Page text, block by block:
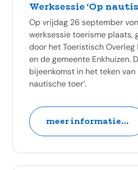
Werksessie ‘Op
Op vrijdag 26 september
werksessie toerisme plaats,
door het Toeristisch Overleg
en de gemeente Enkhuizen.
bijeenkomst in het teken van
nautische toer’.
meer informatie...